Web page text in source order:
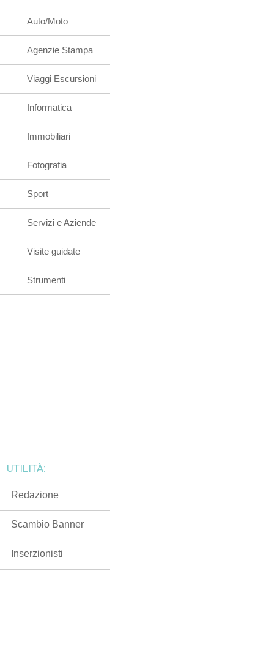
Auto/Moto
Agenzie Stampa
Viaggi Escursioni
Informatica
Immobiliari
Fotografia
Sport
Servizi e Aziende
Visite guidate
Strumenti
UTILITÀ:
Redazione
Scambio Banner
Inserzionisti